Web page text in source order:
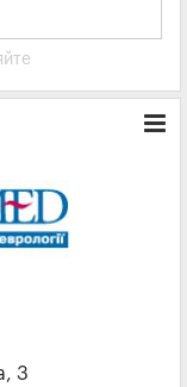
3